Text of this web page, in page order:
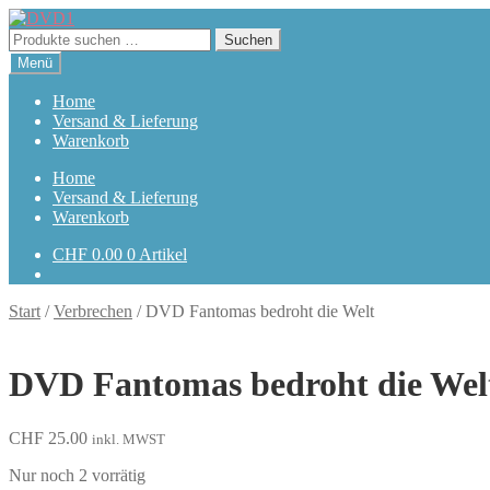
Zur
Navigation
springen
Zum
Inhalt
springen
Suchen
nach:
Suchen
Menü
Home
Versand & Lieferung
Warenkorb
Home
Versand & Lieferung
Warenkorb
CHF 0.00 0 Artikel
Start /Verbrechen /DVD Fantomas bedroht die Welt
DVD Fantomas bedroht die
CHF 25.00 inkl. MWST
Nur noch 2 vorrätig